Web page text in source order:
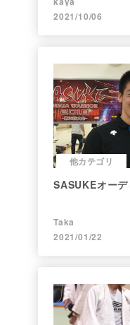
2021/10/06
他カテゴリ
SASUKEオー
Taka
2021/01/22